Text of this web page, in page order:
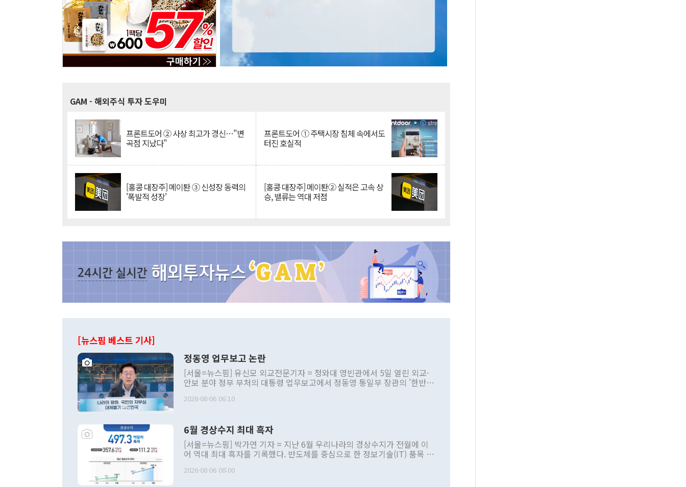
GAM - 해외주식 투자 도우미
프론트도어 ② 사상 최고가 경신…"변
곡점 지났다"
프론트도어 ① 주택시장 침체 속에서도
터진 호실적
[홍콩 대장주] 메이퇀 ③ 신성장 동력의
'폭발적 성장'
[홍콩 대장주] 메이퇀② 실적은 고속 상
승, 밸류는 역대 저점
[뉴스핌 베스트 기사]
정동영 업무보고 논란
[서울=뉴스핌] 유신모 외교전문기자 = 청와대 영빈관에서 5일 열린 외교·
안보 분야 정부 부처의 대통령 업무보고에서 정동영 통일부 장관의 '한반도
발언 중에는 정부 내 조율을 거치지 않은 사안을 정책으로 추진하겠다고 공
주의적 희망에 근거한 비현실적 구상'이라는 비판을 내놨다. 그동안 정 장
관의 대북 정책 관련 발언이 물의를 빚은 적은 여러 번 있지만 대통령과 유
관 부처 장관이 공개적으로 부정적 입장을 표명한 것은 이례적이다. 정 장
관의 무리한 대북 접근법과 월권을 제어해야 한다는 목소리도 높아지고 있
다. [정동영 통일부 장관이 지난달 23일 오후 서울 종로구 정부서울청사에
2026-08-06 06:10
6월 경상수지 최대 흑자
[서울=뉴스핌] 박가연 기자 = 지난 6월 우리나라의 경상수지가 전월에 이
어 역대 최대 흑자를 기록했다. 반도체를 중심으로 한 정보기술(IT) 품목 수
료=한국은행] 한국은행이 6일 발표한 '2026년 6월 국제수지(잠정)'에 따르
2026-08-06 08:00